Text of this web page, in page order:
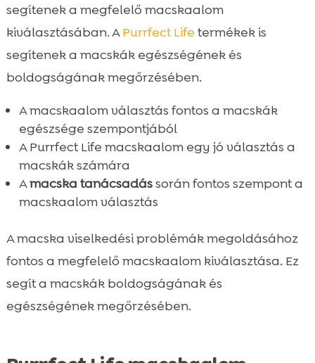
segítenek a megfelelő macskaalom
kiválasztásában. APurrfect Life termékek is
segítenek a macskák egészségének és
boldogságának megőrzésében.
A macskaalom választás fontos a macskák
egészsége szempontjából
A Purrfect Life macskaalom egy jó választás a
macskák számára
Amacska tanácsadássorán fontos szempont a
macskaalom választás
A macska viselkedési problémák megoldásához
fontos a megfelelő macskaalom kiválasztása. Ez
segít a macskák boldogságának és
egészségének megőrzésében.